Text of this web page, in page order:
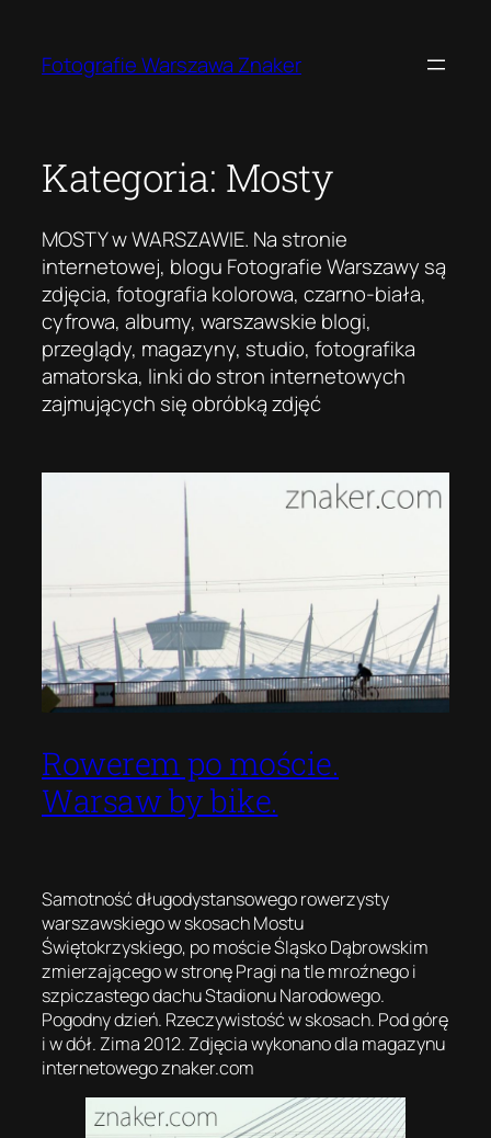
treściFotografie Warszawa Znaker
Kategoria: Mosty
MOSTY w WARSZAWIE. Na stronie
internetowej, blogu Fotografie Warszawy są
zdjęcia, fotografia kolorowa, czarno-biała,
cyfrowa, albumy, warszawskie blogi,
przeglądy, magazyny, studio, fotografika
amatorska, linki do stron internetowych
zajmujących się obróbką zdjęć
Rowerem po moście.
Warsaw by bike.
Samotność długodystansowego rowerzysty
warszawskiego w skosach Mostu
Świętokrzyskiego, po moście Śląsko Dąbrowskim
zmierzającego w stronę Pragi na tle mroźnego i
szpiczastego dachu Stadionu Narodowego.
Pogodny dzień. Rzeczywistość w skosach. Pod górę
i w dół. Zima 2012. Zdjęcia wykonano dla magazynu
internetowego znaker.com